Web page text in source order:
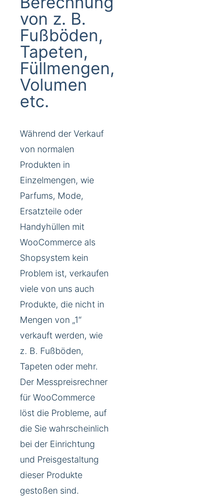
von z. B.
Fußböden,
Tapeten,
Füllmengen,
Volumen
etc.
Während der Verkauf
von normalen
Produkten in
Einzelmengen, wie
Parfums, Mode,
Ersatzteile oder
Handyhüllen mit
WooCommerce als
Shopsystem kein
Problem ist, verkaufen
viele von uns auch
Produkte, die nicht in
Mengen von „1“
verkauft werden, wie
z. B. Fußböden,
Tapeten oder mehr.
Der Messpreisrechner
für WooCommerce
löst die Probleme, auf
die Sie wahrscheinlich
bei der Einrichtung
und Preisgestaltung
dieser Produkte
gestoßen sind.